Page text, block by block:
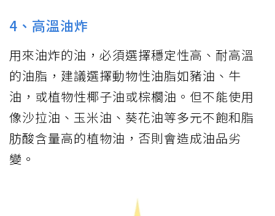
4、高溫油炸
用來油炸的油，必須選擇穩定性高、耐高溫
的油脂，建議選擇動物性油脂如豬油、牛
油，或植物性椰子油或棕櫚油。但不能使用
像沙拉油、玉米油、葵花油等多元不飽和脂
肪酸含量高的植物油，否則會造成油品劣
變。